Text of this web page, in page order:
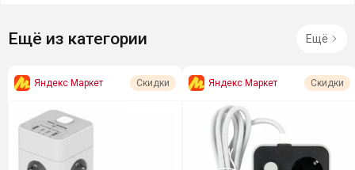
Ещё из категории Ещё
Яндекс Маркет Скидки Яндекс Маркет Скидки